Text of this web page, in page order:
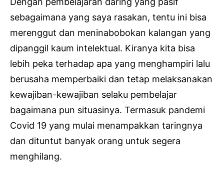
sebagaimana yang saya rasakan, tentu ini bisa
merenggut dan meninabobokan kalangan yang
dipanggil kaum intelektual. Kiranya kita bisa
lebih peka terhadap apa yang menghampiri lalu
berusaha memperbaiki dan tetap melaksanakan
kewajiban-kewajiban selaku pembelajar
bagaimana pun situasinya. Termasuk pandemi
Covid 19 yang mulai menampakkan taringnya
dan dituntut banyak orang untuk segera
menghilang.